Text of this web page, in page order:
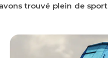
trouvé plein de